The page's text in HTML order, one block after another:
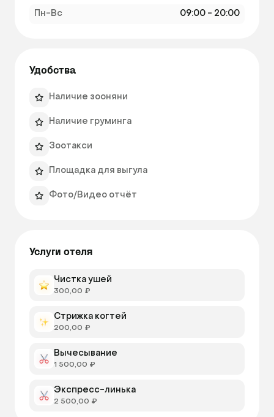
Пн-Вс 09:00 - 20:00
Удобства
Наличие зооняни
Наличие груминга
Зоотакси
Площадка для выгула
Фото/Видео отчёт
Услуги отеля
Чистка ушей
300,00 ₽
Стрижка когтей
200,00 ₽
Вычесывание
1 500,00 ₽
Экспресс-линька
2 500,00 ₽